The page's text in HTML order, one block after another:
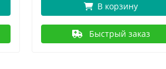
В корзину
Быстрый заказ